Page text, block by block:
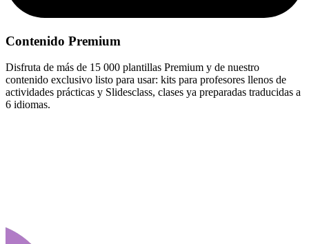
Contenido Premium
Disfruta de más de 15 000 plantillas Premium y de nuestro
contenido exclusivo listo para usar: kits para profesores llenos de
actividades prácticas y Slidesclass, clases ya preparadas traducidas a
6 idiomas.